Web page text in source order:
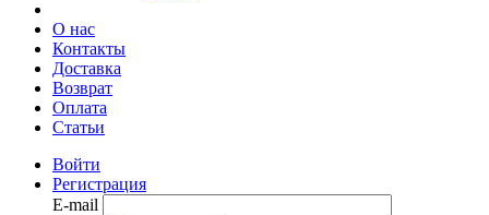
О нас
Контакты
Доставка
Возврат
Оплата
Статьи
Войти
Регистрация
E-mail